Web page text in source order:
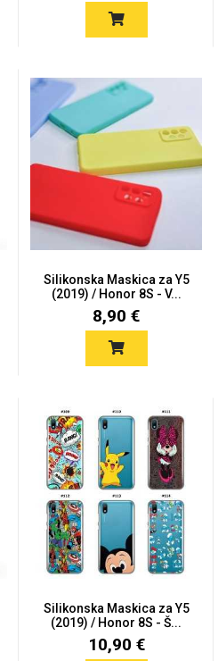
Silikonska Maskica za Y5
(2019) / Honor 8S - V...
8,90 €
Silikonska Maskica za Y5
(2019) / Honor 8S - Š...
10,90 €
Cirkus
Dječji motivi